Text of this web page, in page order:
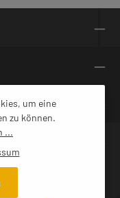
ist nicht im
um eine
zu können.
...